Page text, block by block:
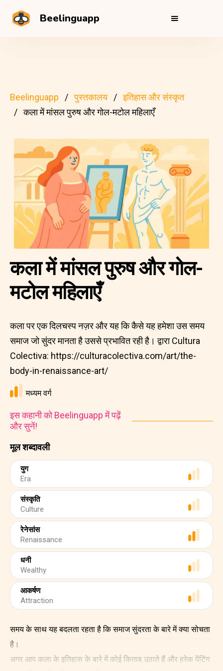
Beelinguapp
Beelinguapp पुस्तकालय
इतिहास और संस्कृत
कला में मांसल पुरुष और गोल-मटोल महिलाएँ
मूल शब्दावली
युग
Era
संस्कृति
Culture
रेनेसांस
Renaissance
धनी
Wealthy
आकर्षण
Attraction
कला में मांसल पुरुष और गोल-
मटोल महिलाएँ
कला पर एक दिलचस्प नज़र और यह कि कैसे यह हमेशा उस समय
समाज जो सुंदर मानता है उससे प्रभावित रही है। द्वारा Cultura
Colectiva: https://culturacolectiva.com/art/the-
body-in-renaissance-art/
मध्यम वर्ग
इस कहानी को Beelinguapp में पढ़ें
और सुनें!
समय के साथ यह बदलता रहता है कि समाज सुंदरता के बारे में क्या सोचता
है।
अगर आप कला के इतिहास के बारे में कोई किताब उठाते हैं और हरेक पेंटिंग